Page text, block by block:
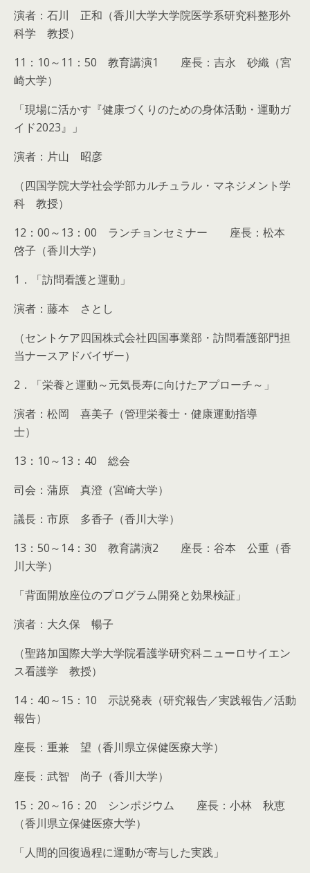
演者：石川 正和（香川大学大学院医学系研究科整形外
科学 教授）
11：10～11：50 教育講演1 座長：吉永 砂織（宮
崎大学）
「現場に活かす『健康づくりのための身体活動・運動ガ
イド2023』」
演者：片山 昭彦
（四国学院大学社会学部カルチュラル・マネジメント学
科 教授）
12：00～13：00 ランチョンセミナー 座長：松本
啓子（香川大学）
1．「訪問看護と運動」
演者：藤本 さとし
（セントケア四国株式会社四国事業部・訪問看護部門担
当ナースアドバイザー）
2．「栄養と運動～元気長寿に向けたアプローチ～」
演者：松岡 喜美子（管理栄養士・健康運動指導
士）
13：10～13：40 総会
司会：蒲原 真澄（宮崎大学）
議長：市原 多香子（香川大学）
13：50～14：30 教育講演2 座長：谷本 公重（香
川大学）
「背面開放座位のプログラム開発と効果検証」
演者：大久保 暢子
（聖路加国際大学大学院看護学研究科ニューロサイエン
ス看護学 教授）
14：40～15：10 示説発表（研究報告／実践報告／活動
報告）
座長：重兼 望（香川県立保健医療大学）
座長：武智 尚子（香川大学）
15：20～16：20 シンポジウム 座長：小林 秋恵
（香川県立保健医療大学）
「人間的回復過程に運動が寄与した実践」